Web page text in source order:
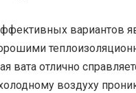
вариантов
вата отлично
воздуху